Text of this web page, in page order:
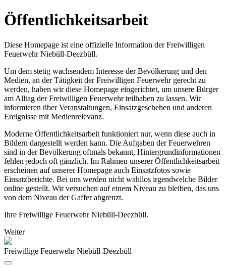
Öffentlichkeitsarbeit
Diese Homepage ist eine offizielle Information der Freiwilligen
Feuerwehr Niebüll-Deezbüll.
Um dem stetig wachsendem Interesse der Bevölkerung und den
Medien, an der Tätigkeit der Freiwilligen Feuerwehr gerecht zu
werden, haben wir diese Homepage eingerichtet, um unsere Bürger
am Alltag der Freiwilligen Feuerwehr teilhaben zu lassen. Wir
informieren über Veranstaltungen, Einsatzgeschehen und anderen
Ereignisse mit Medienrelevanz.
Moderne Öffentlichkeitsarbeit funktioniert nur, wenn diese auch in
Bildern dargestellt werden kann. Die Aufgaben der Feuerwehren
sind in der Bevölkerung oftmals bekannt, Hintergrundinformationen
fehlen jedoch oft gänzlich. Im Rahmen unserer Öffentlichkeitsarbeit
erscheinen auf unserer Homepage auch Einsatzfotos sowie
Einsatzberichte. Bei uns werden nicht wahllos irgendwelche Bilder
online gestellt. Wir versuchen auf einem Niveau zu bleiben, das uns
von dem Niveau der Gaffer abgrenzt.
Ihre Freiwillige Feuerwehr Niebüll-Deezbüll.
Weiter
Freiwillige Feuerwehr Niebüll-Deezbüll